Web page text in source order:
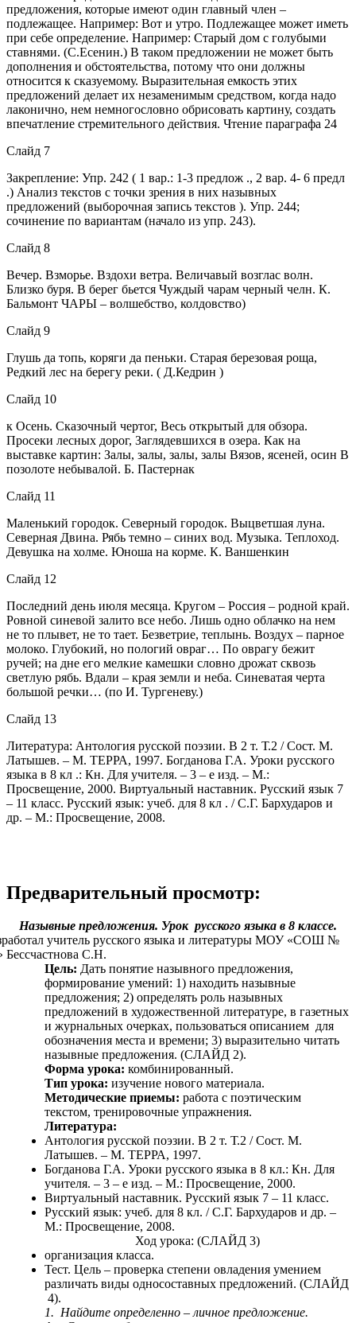
предложения, которые имеют один главный член –
подлежащее. Например: Вот и утро. Подлежащее может иметь
при себе определение. Например: Старый дом с голубыми
ставнями. (С.Есенин.) В таком предложении не может быть
дополнения и обстоятельства, потому что они должны
относится к сказуемому. Выразительная емкость этих
предложений делает их незаменимым средством, когда надо
лаконично, нем немногословно обрисовать картину, создать
впечатление стремительного действия. Чтение параграфа 24
Слайд 7
Закрепление: Упр. 242 ( 1 вар.: 1-3 предлож ., 2 вар. 4- 6 предл
.) Анализ текстов с точки зрения в них назывных
предложений (выборочная запись текстов ). Упр. 244;
сочинение по вариантам (начало из упр. 243).
Слайд 8
Вечер. Взморье. Вздохи ветра. Величавый возглас волн.
Близко буря. В берег бьется Чуждый чарам черный челн. К.
Бальмонт ЧАРЫ – волшебство, колдовство)
Слайд 9
Глушь да топь, коряги да пеньки. Старая березовая роща,
Редкий лес на берегу реки. ( Д.Кедрин )
Слайд 10
к Осень. Сказочный чертог, Весь открытый для обзора.
Просеки лесных дорог, Заглядевшихся в озера. Как на
выставке картин: Залы, залы, залы, залы Вязов, ясеней, осин В
позолоте небывалой. Б. Пастернак
Слайд 11
Маленький городок. Северный городок. Выцветшая луна.
Северная Двина. Рябь темно – синих вод. Музыка. Теплоход.
Девушка на холме. Юноша на корме. К. Ваншенкин
Слайд 12
Последний день июля месяца. Кругом – Россия – родной край.
Ровной синевой залито все небо. Лишь одно облачко на нем
не то плывет, не то тает. Безветрие, теплынь. Воздух – парное
молоко. Глубокий, но пологий овраг… По оврагу бежит
ручей; на дне его мелкие камешки словно дрожат сквозь
светлую рябь. Вдали – края земли и неба. Синеватая черта
большой речки… (по И. Тургеневу.)
Слайд 13
Литература: Антология русской поэзии. В 2 т. Т.2 / Сост. М.
Латышев. – М. ТЕРРА, 1997. Богданова Г.А. Уроки русского
языка в 8 кл .: Кн. Для учителя. – 3 – е изд. – М.:
Просвещение, 2000. Виртуальный наставник. Русский язык 7
– 11 класс. Русский язык: учеб. для 8 кл . / С.Г. Бархударов и
др. – М.: Просвещение, 2008.
Предварительный просмотр:
Назывные предложения. Урок русского языка в 8 классе.
учитель русского языка и литературы МОУ «СОШ №
Бессчастнова С.Н.
Цель: Дать понятие назывного предложения,
формирование умений: 1) находить назывные
предложения; 2) определять роль назывных
предложений в художественной литературе, в газетных
и журнальных очерках, пользоваться описанием для
обозначения места и времени; 3) выразительно читать
назывные предложения. (СЛАЙД 2).
Форма урока: комбинированный.
Тип урока: изучение нового материала.
Методические приемы: работа с поэтическим
текстом, тренировочные упражнения.
Литература:
Антология русской поэзии. В 2 т. Т.2 / Сост. М.
Латышев. – М. ТЕРРА, 1997.
Богданова Г.А. Уроки русского языка в 8 кл.: Кн. Для
учителя. – 3 – е изд. – М.: Просвещение, 2000.
Виртуальный наставник. Русский язык 7 – 11 класс.
Русский язык: учеб. для 8 кл. / С.Г. Бархударов и др. –
М.: Просвещение, 2008.
Ход урока: (СЛАЙД 3)
организация класса.
Тест. Цель – проверка степени овладения умением
различать виды односоставных предложений. (СЛАЙД
4).
1. Найдите определенно – личное предложение.